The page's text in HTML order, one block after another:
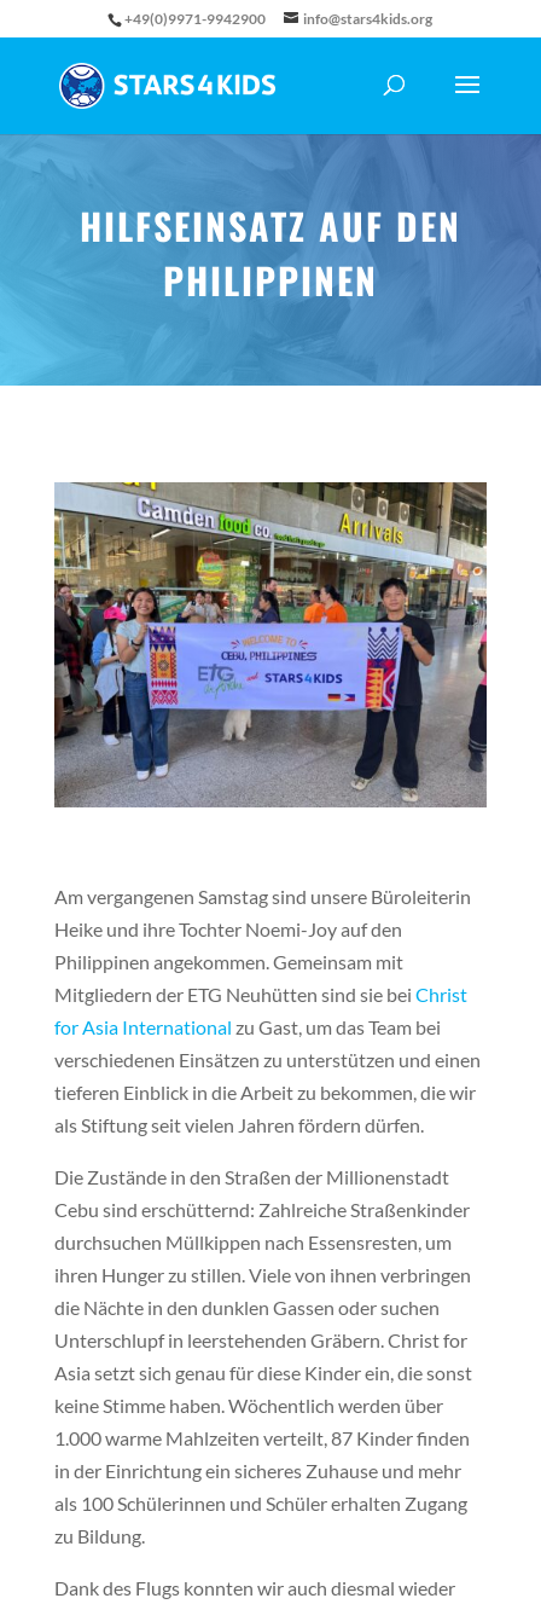
+49(0)9971-9942900 info@stars4kids.org
HILFSEINSATZ AUF DEN
PHILIPPINEN
Am vergangenen Samstag sind unsere Büroleiterin
Heike und ihre Tochter Noemi-Joy auf den
Philippinen angekommen. Gemeinsam mit
Mitgliedern der ETG Neuhütten sind sie bei Christ
for Asia International zu Gast, um das Team bei
verschiedenen Einsätzen zu unterstützen und einen
tieferen Einblick in die Arbeit zu bekommen, die wir
als Stiftung seit vielen Jahren fördern dürfen.
Die Zustände in den Straßen der Millionenstadt
Cebu sind erschütternd: Zahlreiche Straßenkinder
durchsuchen Müllkippen nach Essensresten, um
ihren Hunger zu stillen. Viele von ihnen verbringen
die Nächte in den dunklen Gassen oder suchen
Unterschlupf in leerstehenden Gräbern. Christ for
Asia setzt sich genau für diese Kinder ein, die sonst
keine Stimme haben. Wöchentlich werden über
1.000 warme Mahlzeiten verteilt, 87 Kinder finden
in der Einrichtung ein sicheres Zuhause und mehr
als 100 Schülerinnen und Schüler erhalten Zugang
zu Bildung.
Dank des Flugs konnten wir auch diesmal wieder